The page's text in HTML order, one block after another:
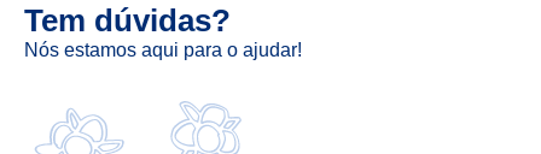
Tem dúvidas?
Nós estamos aqui para o ajudar!